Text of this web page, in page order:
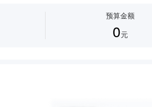
预算金额
0元